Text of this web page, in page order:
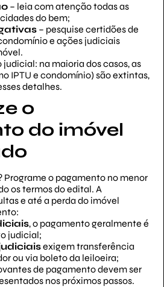
– leia com atenção todas as
do bem;
– pesquise certidões de
e ações judiciais
na maioria dos casos, as
IPTU e condomínio) são extintas,
detalhes.
o
do imóvel
Programe o pagamento no menor
os termos do edital. A
e até a perda do imóvel
, o pagamento geralmente é
judicial;
exigem transferência
ou via boleto da leiloeira;
de pagamento devem ser
nos próximos passos.